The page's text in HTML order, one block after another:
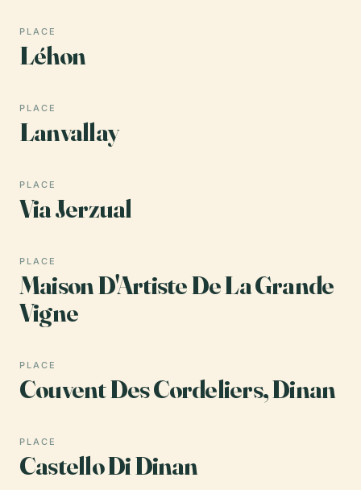
PLACE
Léhon
PLACE
Lanvallay
PLACE
Via Jerzual
PLACE
Maison D'Artiste De La Grande
Vigne
PLACE
Couvent Des Cordeliers, Dinan
PLACE
Castello Di Dinan